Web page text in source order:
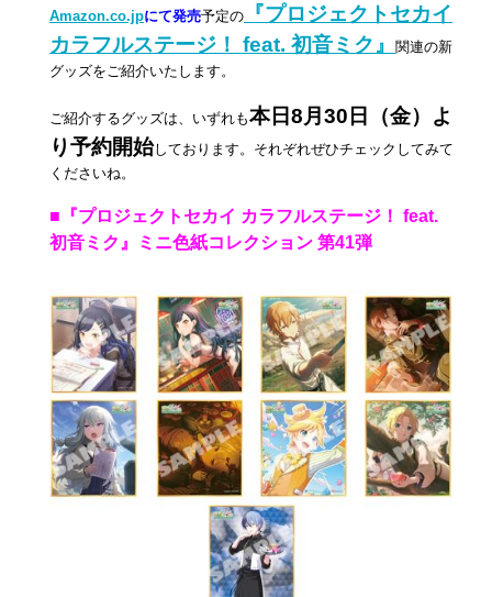
Amazon.co.jpにて発売予定の
『プロジェクトセカイ
カラフルステージ！ feat. 初音ミク』
関連の新
グッズをご紹介いたします。
ご紹介するグッズは、いずれも本日8月30日（金）よ
り予約開始しております。それぞれぜひチェックしてみて
くださいね。
■『プロジェクトセカイ カラフルステージ！ feat.
初音ミク』ミニ色紙コレクション 第41弾